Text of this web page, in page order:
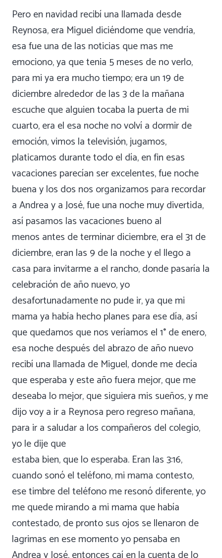
Pero en navidad recibí una llamada desde
Reynosa, era Miguel diciéndome que vendría,
esa fue una de las noticias que mas me
emociono, ya que tenia 5 meses de no verlo,
para mi ya era mucho tiempo; era un 19 de
diciembre alrededor de las 3 de la mañana
escuche que alguien tocaba la puerta de mi
cuarto, era el esa noche no volví a dormir de
emoción, vimos la televisión, jugamos,
platicamos durante todo el día, en fin esas
vacaciones parecían ser excelentes, fue noche
buena y los dos nos organizamos para recordar
a Andrea y a José, fue una noche muy divertida,
así pasamos las vacaciones bueno al
menos antes de terminar diciembre, era el 31 de
diciembre, eran las 9 de la noche y el llego a
casa para invitarme a el rancho, donde pasaría la
celebración de año nuevo, yo
desafortunadamente no pude ir, ya que mi
mama ya había hecho planes para ese día, así
que quedamos que nos veríamos el 1° de enero,
esa noche después del abrazo de año nuevo
recibí una llamada de Miguel, donde me decía
que esperaba y este año fuera mejor, que me
deseaba lo mejor, que siguiera mis sueños, y me
dijo voy a ir a Reynosa pero regreso mañana,
para ir a saludar a los compañeros del colegio,
yo le dije que
estaba bien, que lo esperaba. Eran las 3:16,
cuando sonó el teléfono, mi mama contesto,
ese timbre del teléfono me resonó diferente, yo
me quede mirando a mi mama que había
contestado, de pronto sus ojos se llenaron de
lagrimas en ese momento yo pensaba en